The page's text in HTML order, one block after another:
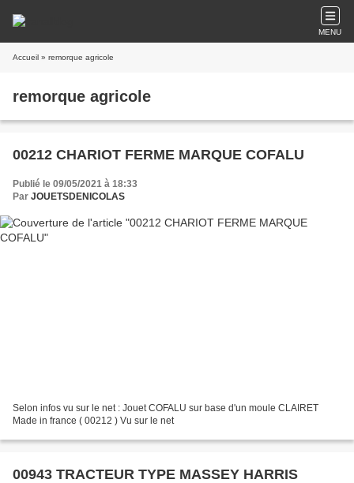
MENU
Accueil » remorque agricole
remorque agricole
00212 CHARIOT FERME MARQUE COFALU
Publié le 09/05/2021 à 18:33
Par JOUETSDENICOLAS
Selon infos vu sur le net : Jouet COFALU sur base d'un moule CLAIRET
Made in france ( 00212 ) Vu sur le net
00943 TRACTEUR TYPE MASSEY HARRIS